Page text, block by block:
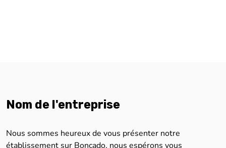
Nom de l'entreprise
Nous sommes heureux de vous présenter notre
établissement sur Boncado, nous espérons vous